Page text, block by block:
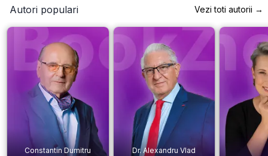
Autori populari Vezi toti autorii →
Constantin Dumitru
Dr. Alexandru Vlad